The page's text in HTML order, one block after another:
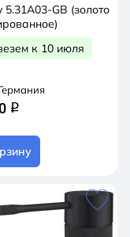
5.31A03-GB (золото
к 10 июля
q